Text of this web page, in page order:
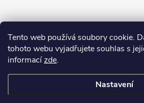
Tento web používá soubory cookie.
tohoto webu vyjadřujete souhlas s
informacízde.
Nastavení